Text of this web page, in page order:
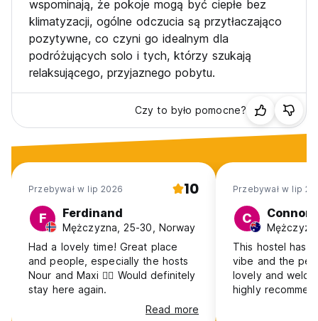
wspominają, że pokoje mogą być ciepłe bez
klimatyzacji, ogólne odczucia są przytłaczająco
pozytywne, co czyni go idealnym dla
podróżujących solo i tych, którzy szukają
relaksującego, przyjaznego pobytu.
Czy to było pomocne?
Przebywał w lip 2026 10
F Ferdinand
Mężczyzna, 25-30, Norway
Had a lovely time! Great place
and people, especially the hosts
Nour and Maxi 🏄‍♂️ Would definitely
stay here again.
Read more
Przebywał w lip
C Connor
This hostel has
vibe and the
lovely and
highly